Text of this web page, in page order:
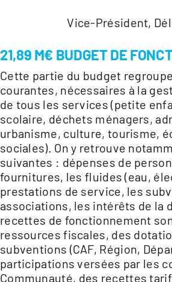
Vice-Président,
21,89 M€ BUDGET DE
Cette partie du budget
courantes, nécessaires à la
de tous les services (petite
scolaire, déchets ménagers,
urbanisme, culture, tourisme,
sociales). On y retrouve
suivantes : dépenses de
fournitures, les fluides (eau,
prestations de service, les
associations, les intérêts de la
recettes de fonctionnement
ressources fiscales, des
subventions (CAF, Région,
participations versées par les
Communauté, des recettes